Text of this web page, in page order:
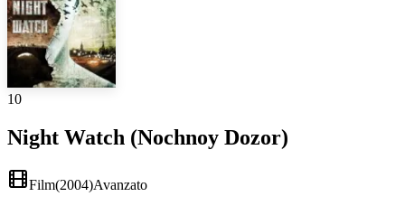
10
Night Watch (Nochnoy Dozor)
Film(2004)Avanzato